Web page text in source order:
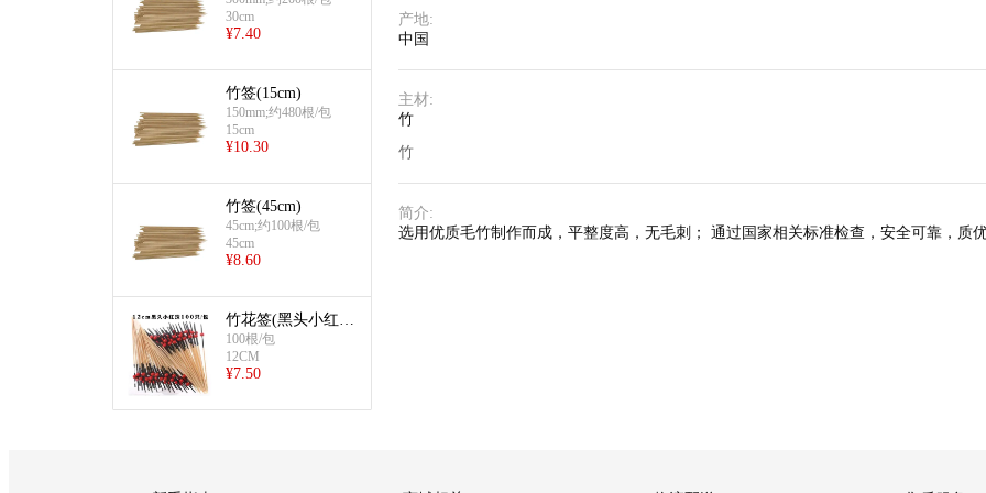
30cm
¥7.40
竹签(15cm)
150mm;约480根/包
15cm
¥10.30
竹签(45cm)
45cm;约100根/包
45cm
¥8.60
竹花签(黑头小红
珠)
100根/包
12CM
¥7.50
产地:
中国
主材:
竹
竹
简介:
选用优质毛竹制作而成，平整度高，无毛刺； 通过国家相关标准检查，安全可靠，质